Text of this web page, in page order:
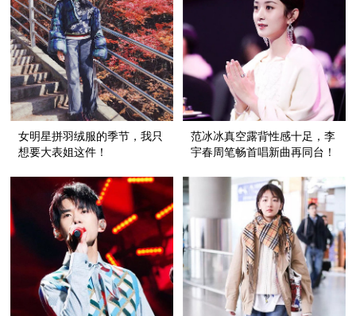
女明星拼羽绒服的季节，我只
想要大表姐这件！
范冰冰真空露背性感十足，李
宇春周笔畅首唱新曲再同台！